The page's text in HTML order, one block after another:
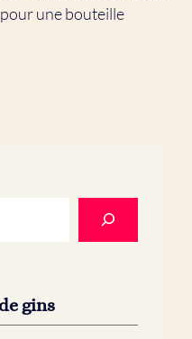
une bouteille
gins